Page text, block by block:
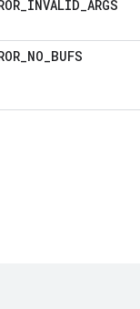
_INVALID_ARGS
_NO_BUFS